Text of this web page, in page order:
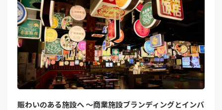
賑わいのある施設へ ～商業施設ブランディングとインバ